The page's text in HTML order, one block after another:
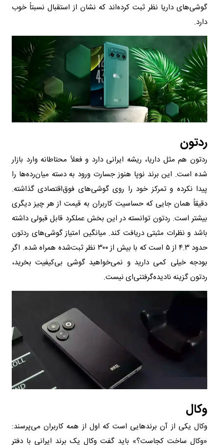
گوشی‌های داریا نظر ثبت کرده‌اند که نشان از استقبال نسبتاً خوب
دارد.
ردتون
ردتون هم مثل داریا، ریشه ایرانی دارد و فعلاً محتاطانه وارد بازار
شده است. این برند نوپا هنوز جسارت ورود به دسته میان‌رده‌ها را
پیدا نکرده و تمرکز خود را روی گوشی‌های فوق‌اقتصادی گذاشته.
دقیقاً همان جایی که حساسیت کاربران به قیمت از هر چیز دیگری
بیشتر است. ردتون توانسته در این بخش عملکرد قابل قبولی داشته
باشد و نظرات مثبتی دریافت کند. میانگین امتیاز گوشی‌های ردتون
حدود ۴.۳ از ۵ است که با بیش از ۳۰۰ نظر ثبت‌شده همراه شده. اگر
بودجه خیلی کمی دارید و نمی‌خواهید گوشی بی‌کیفیت بخرید،
ردتون گزینه نادیده‌گرفتنی‌ای نیست.
وکال
وکال یکی از آن برندهایی است که اول از همه کاربران می‌پرسند:
«وکال ساخت کجاست؟» باید گفت وکال یک برند ایرانی با دفتر